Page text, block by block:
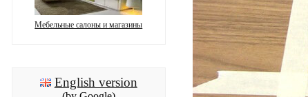
Мебельные салоны и магазины
English version